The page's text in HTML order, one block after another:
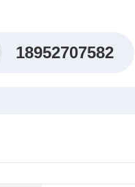
18952707582